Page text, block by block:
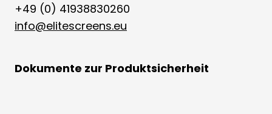
+49 (0) 41938830260
info@elitescreens.eu
Dokumente zur Produktsicherheit